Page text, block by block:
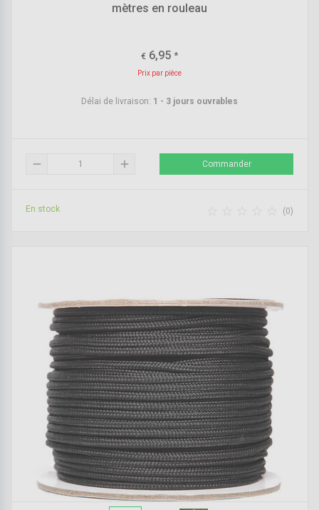
mètres en rouleau
€ 6,95 *
Prix par pièce
Délai de livraison: 1 - 3 jours ouvrables
remove add Commander
En stock (0)